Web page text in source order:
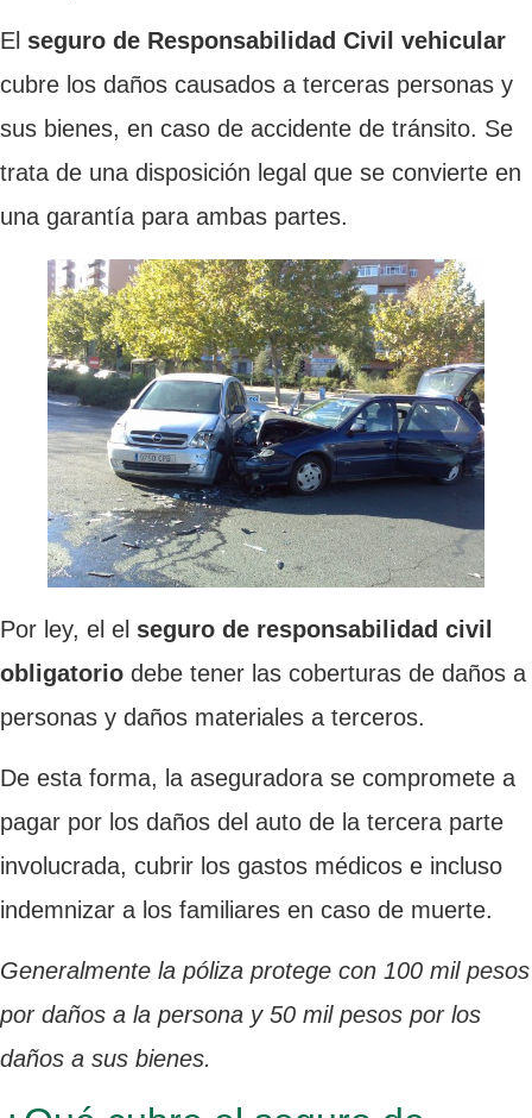
El seguro de Responsabilidad Civil vehicular
cubre los daños causados a terceras personas y
sus bienes, en caso de accidente de tránsito. Se
trata de una disposición legal que se convierte en
una garantía para ambas partes.
Por ley, el el seguro de responsabilidad civil
obligatorio debe tener las coberturas de daños a
personas y daños materiales a terceros.
De esta forma, la aseguradora se compromete a
pagar por los daños del auto de la tercera parte
involucrada, cubrir los gastos médicos e incluso
indemnizar a los familiares en caso de muerte.
Generalmente la póliza protege con 100 mil pesos
por daños a la persona y 50 mil pesos por los
daños a sus bienes.